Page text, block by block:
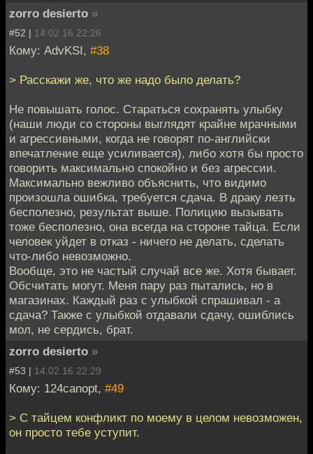
zorro desierto »
#52 | 14.02.16 22:26
Кому: AdvKSI, #38
> Расскажи же, что же надо было делать?
Не повышать голос. Стараться сохранять улыбку
(наши люди со стороны выглядят крайне мрачными
и агрессивными, когда не говорят по-английски
впечатление еще усиливается), либо хотя бы просто
говорить максимально спокойно и без агрессии.
Максимально вежливо объяснить, что видимо
произошла ошибка, требуется сдача. В драку лезть
бесполезно, результат выше. Полицию вызывать
тоже бесполезно, она всегда на стороне тайца. Если
человек уйдет в отказ - ничего не делать, сделать
что-либо невозможно.
Вообще, это не частый случай все же. Хотя бывает.
Обсчитать могут. Меня пару раз пытались, но в
магазинах. Каждый раз с улыбкой спрашивал - а
сдача? Также с улыбкой отдавали сдачу, ошиблись
мол, не сердись, брат.
zorro desierto »
#53 | 14.02.16 22:29
Кому: 124canopt, #49
> С тайцем конфликт по моему в целом невозможен,
он просто тебе уступит.